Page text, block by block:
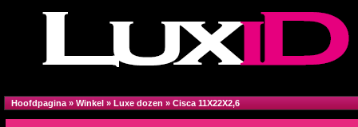
Hoofdpagina » Winkel » Luxe dozen » Cisca 11X22X2,6